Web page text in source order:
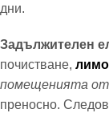
дни.
Задължителен
почистване,
помещенията от
преносно.